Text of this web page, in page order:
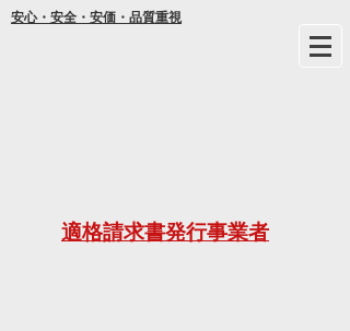
安心・安全・安価・品質重視
年間
適格請求書発行事業者